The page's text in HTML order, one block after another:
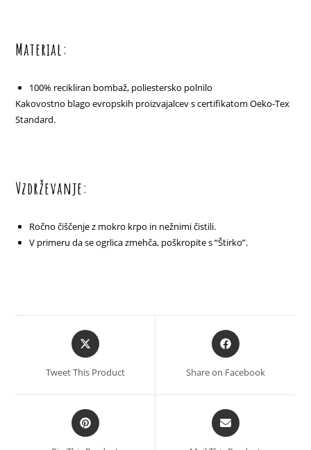
Material:
100% recikliran bombaž, poliestersko polnilo
Kakovostno blago evropskih proizvajalcev s certifikatom Oeko-Tex
Standard.
Vzdrževanje:
Ročno čiščenje z mokro krpo in nežnimi čistili.
V primeru da se ogrlica zmehča, poškropite s “Štirko”.
Opens
in
new
Tweet This Product
Opens
in
new
Share on Facebook
Opens
in
a
Opens
in
a